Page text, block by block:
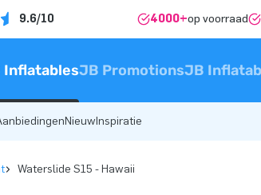
9.6/10 4000+op voorraad
InflatablesJB PromotionsJB
NieuwInspiratie
Waterslide S15 - Hawaii